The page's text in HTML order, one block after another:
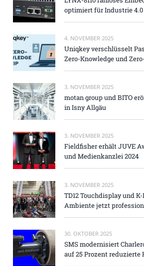
optimiert für Industrie
4. NOVEMBER 2025
Uniqkey verschlüsselt
Zero-Knowledge und
3. NOVEMBER 2025
motan group und BITO
in Isny Allgäu
3. NOVEMBER 2025
Fieldfisher erhält JUVE
und Medienkanzlei 2024
3. NOVEMBER 2025
TD12 Touchdisplay und
Ambiente jetzt
30. OKTOBER 2025
SMS modernisiert
auf 25 Prozent reduzierte